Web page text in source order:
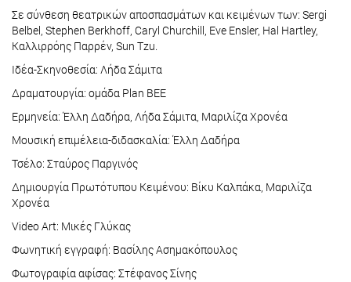
Σε σύνθεση θεατρικών αποσπασμάτων και κειμένων των: Sergi
Belbel, Stephen Berkhoff, Caryl Churchill, Eve Ensler, Hal Hartley,
Καλλιρρόης Παρρέν, Sun Tzu.
Ιδέα-Σκηνοθεσία: Λήδα Σάμιτα
Δραματουργία: ομάδα Plan BEE
Ερμηνεία: Έλλη Δαδήρα, Λήδα Σάμιτα, Μαριλίζα Χρονέα
Μουσική επιμέλεια-διδασκαλία: Έλλη Δαδήρα
Τσέλο: Σταύρος Παργινός
Δημιουργία Πρωτότυπου Κειμένου: Βίκυ Καλπάκα, Μαριλίζα
Χρονέα
Video Art: Μικές Γλύκας
Φωνητική εγγραφή: Βασίλης Ασημακόπουλος
Φωτογραφία αφίσας: Στέφανος Σίνης